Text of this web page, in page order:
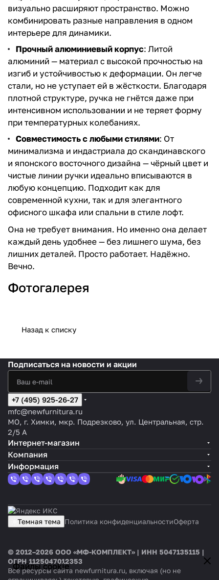
визуально расширяют пространство. Можно
комбинировать разные направления в одном
интерьере для динамики.
Прочный алюминиевый корпус: Литой
алюминий — материал с высокой прочностью на
изгиб и устойчивостью к деформации. Он легче
стали, но не уступает ей в жёсткости. Благодаря
плотной структуре, ручка не гнётся даже при
интенсивном использовании и не теряет форму
при температурных колебаниях.
Совместимость с любыми стилями: От
минимализма и индастриала до скандинавского
и японского восточного дизайна — чёрный цвет и
чистые линии ручки идеально вписываются в
любую концепцию. Подходит как для
современной кухни, так и для элегантного
офисного шкафа или спальни в стиле лофт.
Она не требует внимания. Но именно она делает
каждый день удобнее — без лишнего шума, без
лишних деталей. Просто работает. Надёжно.
Вечно.
Фотогалерея
Назад к списку
Файлы cookie
Подписаться на новости и акции
+7 (495) 925-26-27
mfc@newfurnitura.ru
МО, г. Химки, мкр. Подрезково, ул. Центральная, стр.
2/5 А
Интернет-магазин
Компания
Информация
Темная тема Политика конфиденциальностиОферта
© 2012–2026 ООО «МФ-КОМПЛЕКТ» | ИНН 5047135115 |
ОГРН 1125047012353
Все ресурсы сайта newfurnitura.ru, включая (но не